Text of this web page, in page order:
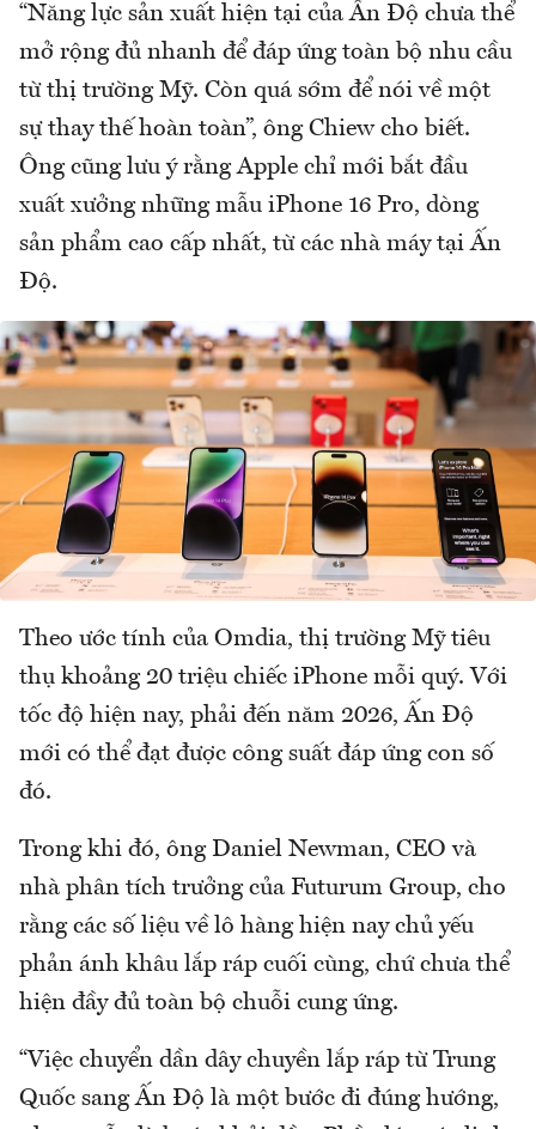
“Năng lực sản xuất hiện tại của Ấn Độ chưa thể
mở rộng đủ nhanh để đáp ứng toàn bộ nhu cầu
từ thị trường Mỹ. Còn quá sớm để nói về một
sự thay thế hoàn toàn”, ông Chiew cho biết.
Ông cũng lưu ý rằng Apple chỉ mới bắt đầu
xuất xưởng những mẫu iPhone 16 Pro, dòng
sản phẩm cao cấp nhất, từ các nhà máy tại Ấn
Độ.
Theo ước tính của Omdia, thị trường Mỹ tiêu
thụ khoảng 20 triệu chiếc iPhone mỗi quý. Với
tốc độ hiện nay, phải đến năm 2026, Ấn Độ
mới có thể đạt được công suất đáp ứng con số
đó.
Trong khi đó, ông Daniel Newman, CEO và
nhà phân tích trưởng của Futurum Group, cho
rằng các số liệu về lô hàng hiện nay chủ yếu
phản ánh khâu lắp ráp cuối cùng, chứ chưa thể
hiện đầy đủ toàn bộ chuỗi cung ứng.
“Việc chuyển dần dây chuyền lắp ráp từ Trung
Quốc sang Ấn Độ là một bước đi đúng hướng,